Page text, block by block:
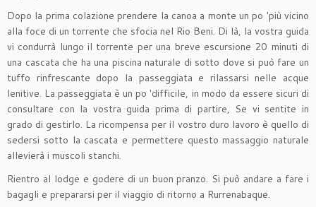
Dopo la prima colazione prendere la canoa a monte un po 'più vicino
alla foce di un torrente che sfocia nel Rio Beni. Di là, la vostra guida
vi condurrà lungo il torrente per una breve escursione 20 minuti di
una cascata che ha una piscina naturale di sotto dove si può fare un
tuffo rinfrescante dopo la passeggiata e rilassarsi nelle acque
lenitive. La passeggiata è un po 'difficile, in modo da essere sicuri di
consultare con la vostra guida prima di partire, Se vi sentite in
grado di gestirlo. La ricompensa per il vostro duro lavoro è quello di
sedersi sotto la cascata e permettere questo massaggio naturale
allevierà i muscoli stanchi.
Rientro al lodge e godere di un buon pranzo. Si può andare a fare i
bagagli e prepararsi per il viaggio di ritorno a Rurrenabaque.